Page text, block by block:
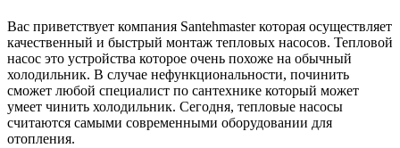
Вас приветствует компания Santehmaster которая осуществляет
качественный и быстрый монтаж тепловых насосов. Тепловой
насос это устройства которое очень похоже на обычный
холодильник. В случае нефункциональности, починить
сможет любой специалист по сантехнике который может
умеет чинить холодильник. Сегодня, тепловые насосы
считаются самыми современными оборудовании для
отопления.